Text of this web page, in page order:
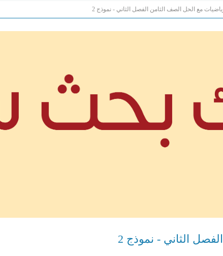
مع الحل الصف الثامن الفصل الثاني - نموذج 2
الثاني - نموذج 2